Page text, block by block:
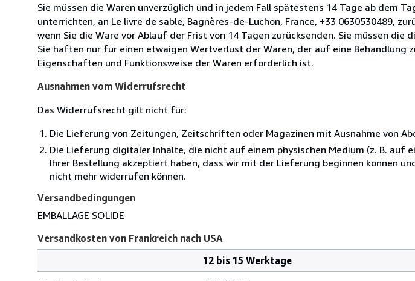
Sie müssen die Waren unverzüglich und in jedem Fall spätestens 14 Tage ab dem
unterrichten, an Le livre de sable, Bagnères-de-Luchon, France, +33 0630530489,
wenn Sie die Ware vor Ablauf der Frist von 14 Tagen zurücksenden. Sie müssen
Sie haften nur für einen etwaigen Wertverlust der Waren, der auf eine Behandlung
Eigenschaften und Funktionsweise der Waren erforderlich ist.
Ausnahmen vom Widerrufsrecht
Das Widerrufsrecht gilt nicht für:
Die Lieferung von Zeitungen, Zeitschriften oder Magazinen mit Ausnahme von
Die Lieferung digitaler Inhalte, die nicht auf einem physischen Medium (z. B. auf
Ihrer Bestellung akzeptiert haben, dass wir mit der Lieferung beginnen können
nicht mehr widerrufen können.
Versandbedingungen
EMBALLAGE SOLIDE
Versandkosten von Frankreich nach USA
12 bis 15 Werktage